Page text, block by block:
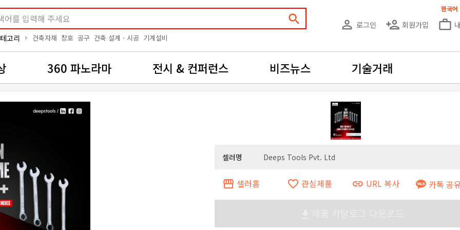
search
고리 arrow_right 건축자재 창호 공구 건축 설계ㆍ시공 기계설비
person_outline 로그인 person_add 회원가입 work_outline
한국어
360 파노라마 전시 & 컨퍼런스 비즈뉴스 기술거래
셀러명 Deeps Tools Pvt. Ltd
storefront 셀러홈 favorite_border 관심제품 link URL 복사 카톡 공